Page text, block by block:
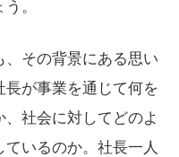
。
、その背景にある思い
が事業を通じて何を
社会に対してどのよ
いるのか。社長一人